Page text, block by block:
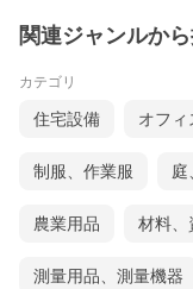
関連ジャンルか
カテゴリ
住宅設備 オフィ
制服、作業服 庭
農業用品 材料、
測量用品、測量機器